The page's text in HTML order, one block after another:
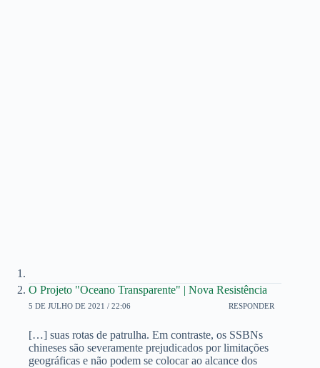
O Projeto "Oceano Transparente" | Nova Resistência
5 DE JULHO DE 2021 / 22:06 RESPONDER
[…] suas rotas de patrulha. Em contraste, os SSBNs
chineses são severamente prejudicados por limitações
geográficas e não podem se colocar ao alcance dos